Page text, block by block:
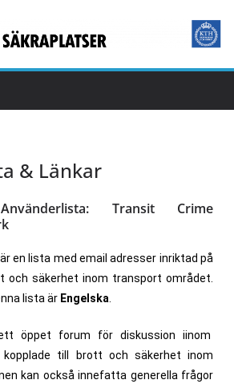
& Länkar
Transit Crime
en lista med email adresser inriktad på
och säkerhet inom transport området.
lista är Engelska.
öppet forum för diskussion iinom
kopplade till brott och säkerhet inom
kan också innefatta generella frågor